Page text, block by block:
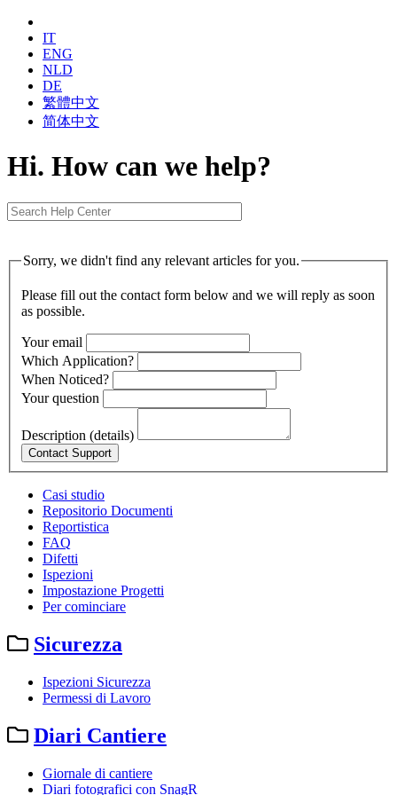
IT
ENG
NLD
DE
繁體中⽂
简体中⽂
Hi. How can we help?
Sorry, we didn't find any relevant articles for you.
Please fill out the contact form below and we will reply as soon
as possible.
Your email
Which Application?
When Noticed?
Your question
Description (details)
Casi studio
Repositorio Documenti
Reportistica
FAQ
Difetti
Ispezioni
Impostazione Progetti
Per cominciare
Sicurezza
Ispezioni Sicurezza
Permessi di Lavoro
Diari Cantiere
Giornale di cantiere
Diari fotografici con SnagR